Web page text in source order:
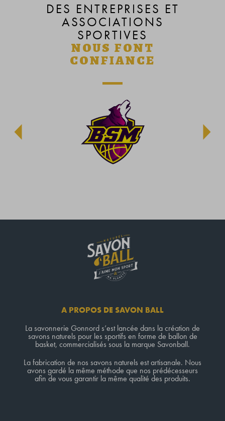
DES ENTREPRISES ET
ASSOCIATIONS
SPORTIVES
NOUS FONT
CONFIANCE
A PROPOS DE SAVON BALL
La savonnerie Gonnord s’est lancée dans la création de
savons naturels pour les sportifs en forme de ballon de
basket, commercialisés sous la marque Savonball.
La fabrication de nos savons naturels est artisanale. Nous
avons gardé la même méthode que nos prédécesseurs
afin de vous garantir la même qualité des produits.